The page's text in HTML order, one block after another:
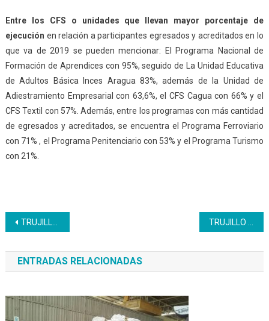
Entre los CFS o unidades que llevan mayor porcentaje de
ejecución en relación a participantes egresados y acreditados en lo
que va de 2019 se pueden mencionar: El Programa Nacional de
Formación de Aprendices con 95%, seguido de La Unidad Educativa
de Adultos Básica Inces Aragua 83%, además de la Unidad de
Adiestramiento Empresarial con 63,6%, el CFS Cagua con 66% y el
CFS Textil con 57%. Además, entre los programas con más cantidad
de egresados y acreditados, se encuentra el Programa Ferroviario
con 71% , el Programa Penitenciario con 53% y el Programa Turismo
con 21%.
Navegación
de
entradas
TRUJILLO | “Nunca pensé que iba a ser condecorado por el Inces”
ENTRADAS RELACIONADAS